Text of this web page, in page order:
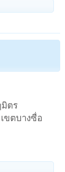
ตร
ขตบางซื่อ